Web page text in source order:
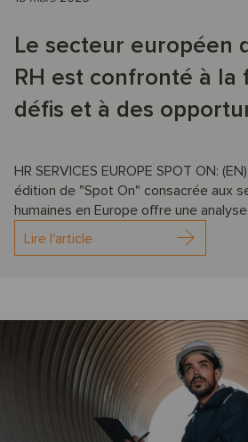
Le secteur européen
RH est confronté à la
défis et à des
HR SERVICES EUROPE SPOT ON:
édition de "Spot On" consacrée aux
humaines en Europe offre une analyse
Lire l'article